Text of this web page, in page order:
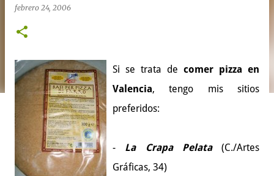
febrero 24, 2006
Si se trata de comer pizza en
Valencia, tengo mis sitios
preferidos:
- La Crapa Pelata(C./Artes
Gráficas, 34)